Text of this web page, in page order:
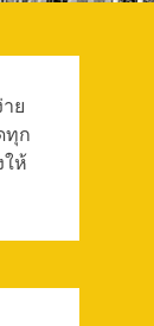
ย
ทุก
ห้